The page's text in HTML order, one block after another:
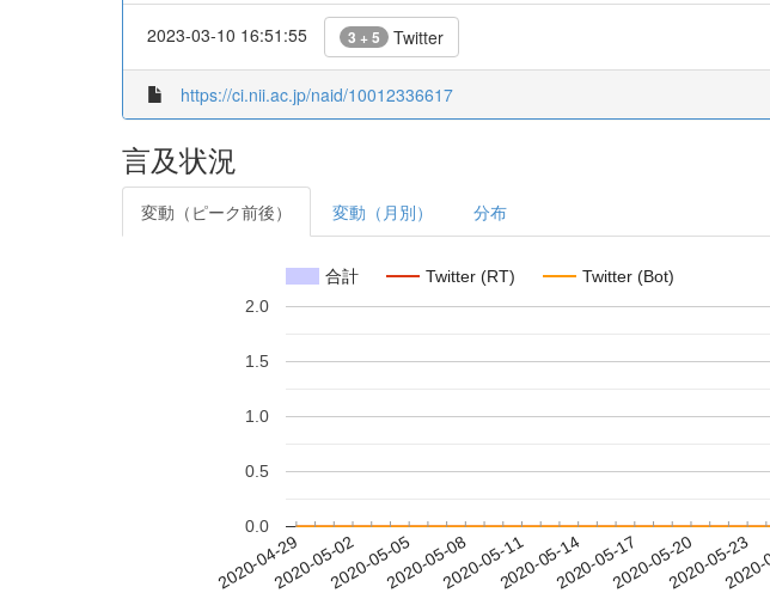
2023-03-10 16:51:55 3 + 5 Twitter
https://ci.nii.ac.jp/naid/10012336617
言及状況
変動（ピーク前後） 変動（月別） 分布
合計 Twitter (RT) Twitter (Bot)
2020-04-292020-05-022020-05-052020-05-082020-05-112020-05-142020-05-172020-05-202020-05-23
0.0
0.5
1.0
1.5
2.0